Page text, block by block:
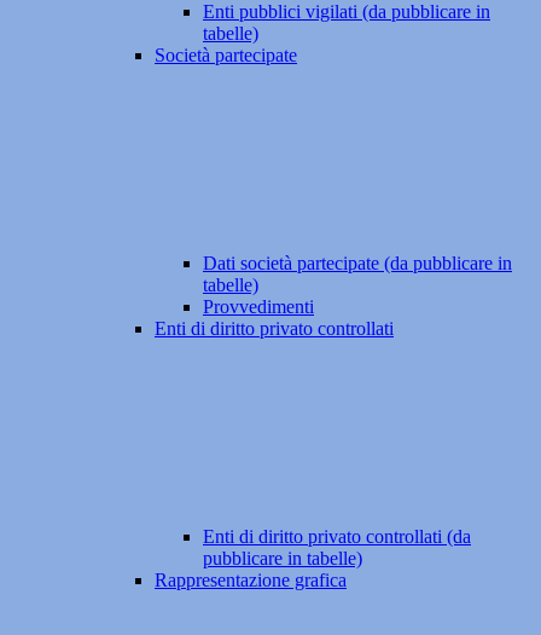
Enti pubblici vigilati (da pubblicare in
tabelle)
Società partecipate
Dati società partecipate (da pubblicare in
tabelle)
Provvedimenti
Enti di diritto privato controllati
Enti di diritto privato controllati (da
pubblicare in tabelle)
Rappresentazione grafica